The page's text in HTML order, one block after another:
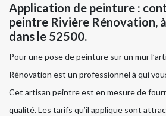
Application de peinture :
peintre Rivière Rénovation,
dans le 52500.
Pour une pose de peinture sur un mur
Rénovation est un professionnel à qui
Cet artisan peintre est en mesure de
qualité. Les tarifs qu’il applique sont